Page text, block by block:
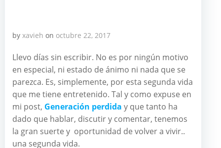
by xavieh on octubre 22, 2017
Llevo días sin escribir. No es por ningún motivo
en especial, ni estado de ánimo ni nada que se
parezca. Es, simplemente, por esta segunda vida
que me tiene entretenido. Tal y como expuse en
mi post, Generación perdida y que tanto ha
dado que hablar, discutir y comentar, tenemos
la gran suerte y oportunidad de volver a vivir..
una segunda vida.